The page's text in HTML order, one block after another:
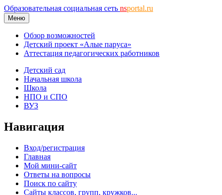
Образовательная социальная сеть nsportal.ru
Меню
Обзор возможностей
Детский проект «Алые паруса»
Аттестация педагогических работников
Детский сад
Начальная школа
Школа
НПО и СПО
ВУЗ
Навигация
Вход/регистрация
Главная
Мой мини-сайт
Ответы на вопросы
Поиск по сайту
Сайты классов, групп, кружков...